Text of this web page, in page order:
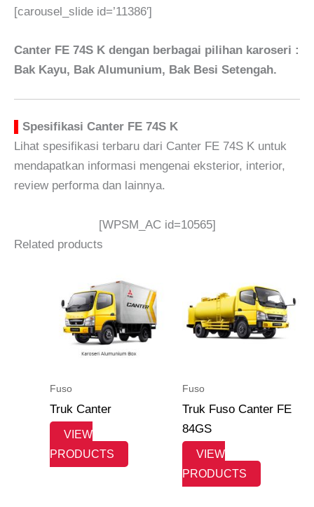
[carousel_slide id=’11386′]
Canter FE 74S K dengan berbagai pilihan karoseri :
Bak Kayu, Bak Alumunium, Bak Besi Setengah.
Spesifikasi Canter FE 74S K
Lihat spesifikasi terbaru dari Canter FE 74S K untuk
mendapatkan informasi mengenai eksterior, interior,
review performa dan lainnya.
[WPSM_AC id=10565]
Related products
Fuso
Truk Canter
VIEW
PRODUCTS
Fuso
Truk Fuso Canter FE
84GS
VIEW
PRODUCTS